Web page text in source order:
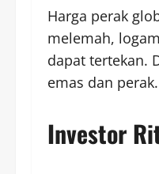
Harga perak
melemah,
dapat tertekan.
emas dan
Investor